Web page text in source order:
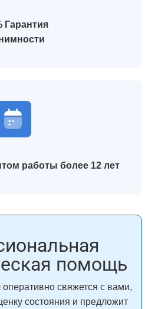
Гарантия
работы более 12 лет
помощь
свяжется с вами,
состояния и предложит